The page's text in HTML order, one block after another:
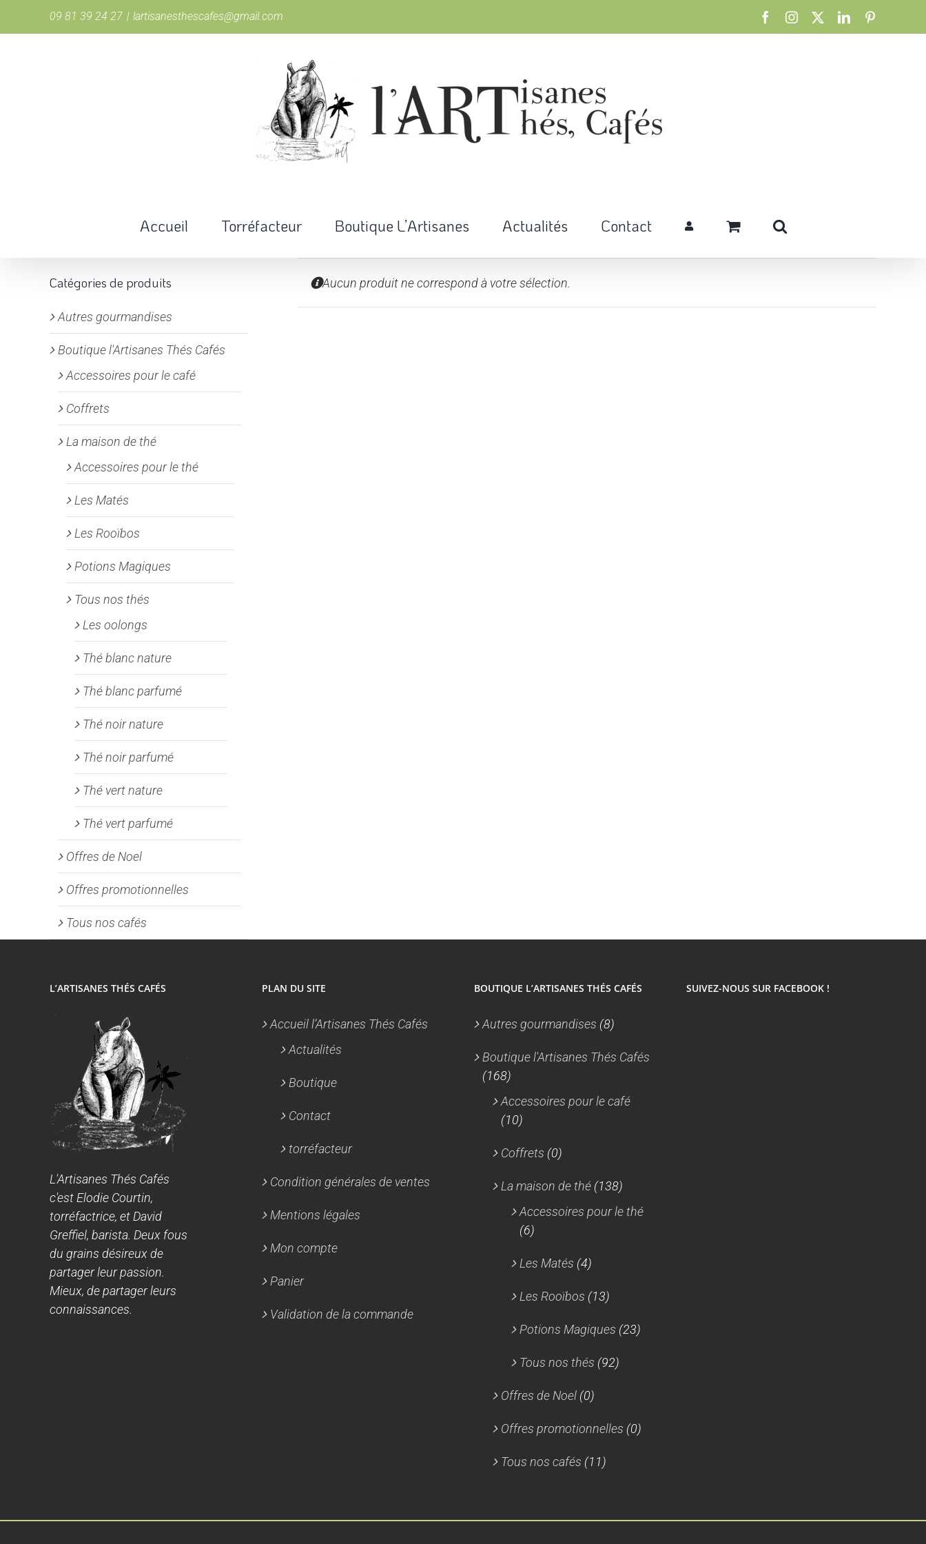
09 81 39 24 27 | lartisanesthescafes@gmail.com FacebookInstagram LinkedIn
Accueil Torréfacteur Boutique L’Artisanes Actualités Contact
Aucun produit ne correspond à votre sélection.
Catégories de produits
Autres gourmandises
Boutique l'Artisanes Thés Cafés
Accessoires pour le café
Coffrets
La maison de thé
Accessoires pour le thé
Les Matés
Les Rooïbos
Potions Magiques
Tous nos thés
Les oolongs
Thé blanc nature
Thé blanc parfumé
Thé noir nature
Thé noir parfumé
Thé vert nature
Thé vert parfumé
Offres de Noel
Offres promotionnelles
Tous nos cafés
L’ARTISANES THÉS CAFÉS
L'Artisanes Thés Cafés
c'est Elodie Courtin,
torréfactrice, et David
Greffiel, barista. Deux fous
du grains désireux de
partager leur passion.
Mieux, de partager leurs
connaissances.
PLAN DU SITE
Accueil l’Artisanes Thés Cafés
Actualités
Boutique
Contact
torréfacteur
Condition générales de ventes
Mentions légales
Mon compte
Panier
Validation de la commande
BOUTIQUE L’ARTISANES THÉS CAFÉS
Autres gourmandises (8)
Boutique l'Artisanes Thés Cafés
(168)
Accessoires pour le café
(10)
Coffrets (0)
La maison de thé (138)
Accessoires pour le thé
(6)
Les Matés (4)
Les Rooïbos (13)
Potions Magiques (23)
Tous nos thés (92)
Offres de Noel (0)
Offres promotionnelles (0)
Tous nos cafés (11)
SUIVEZ-NOUS SUR FACEBOOK !